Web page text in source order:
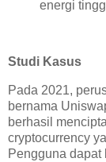
energi
Studi Kasus
Pada 2021,
bernama
berhasil
cryptocurrency
Pengguna dapat